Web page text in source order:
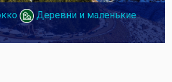
Деревни и маленькие